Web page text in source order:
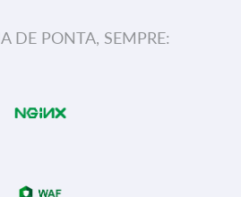
DE PONTA, SEMPRE: